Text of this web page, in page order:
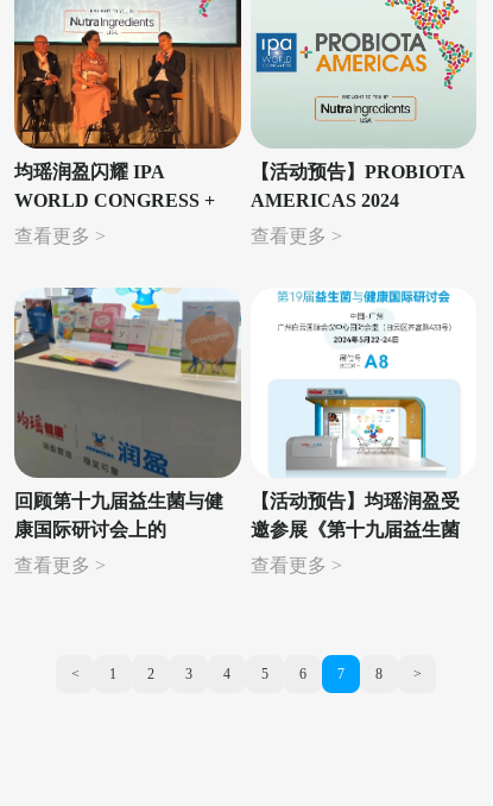
均瑶润盈闪耀 IPA
WORLD CONGRESS +
PROBIOTA AMERICAS
新风潮
查看更多 >
【活动预告】PROBIOTA
AMERICAS 2024
查看更多 >
回顾第十九届益生菌与健
康国际研讨会上的
共“盈”瞬间
查看更多 >
【活动预告】均瑶润盈受
邀参展《第十九届益生菌
与健康国际研讨会》
查看更多 >
< 1 2 3 4 5 6 7 8 >